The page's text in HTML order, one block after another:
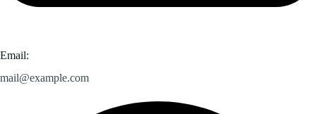
Email:
mail@example.com